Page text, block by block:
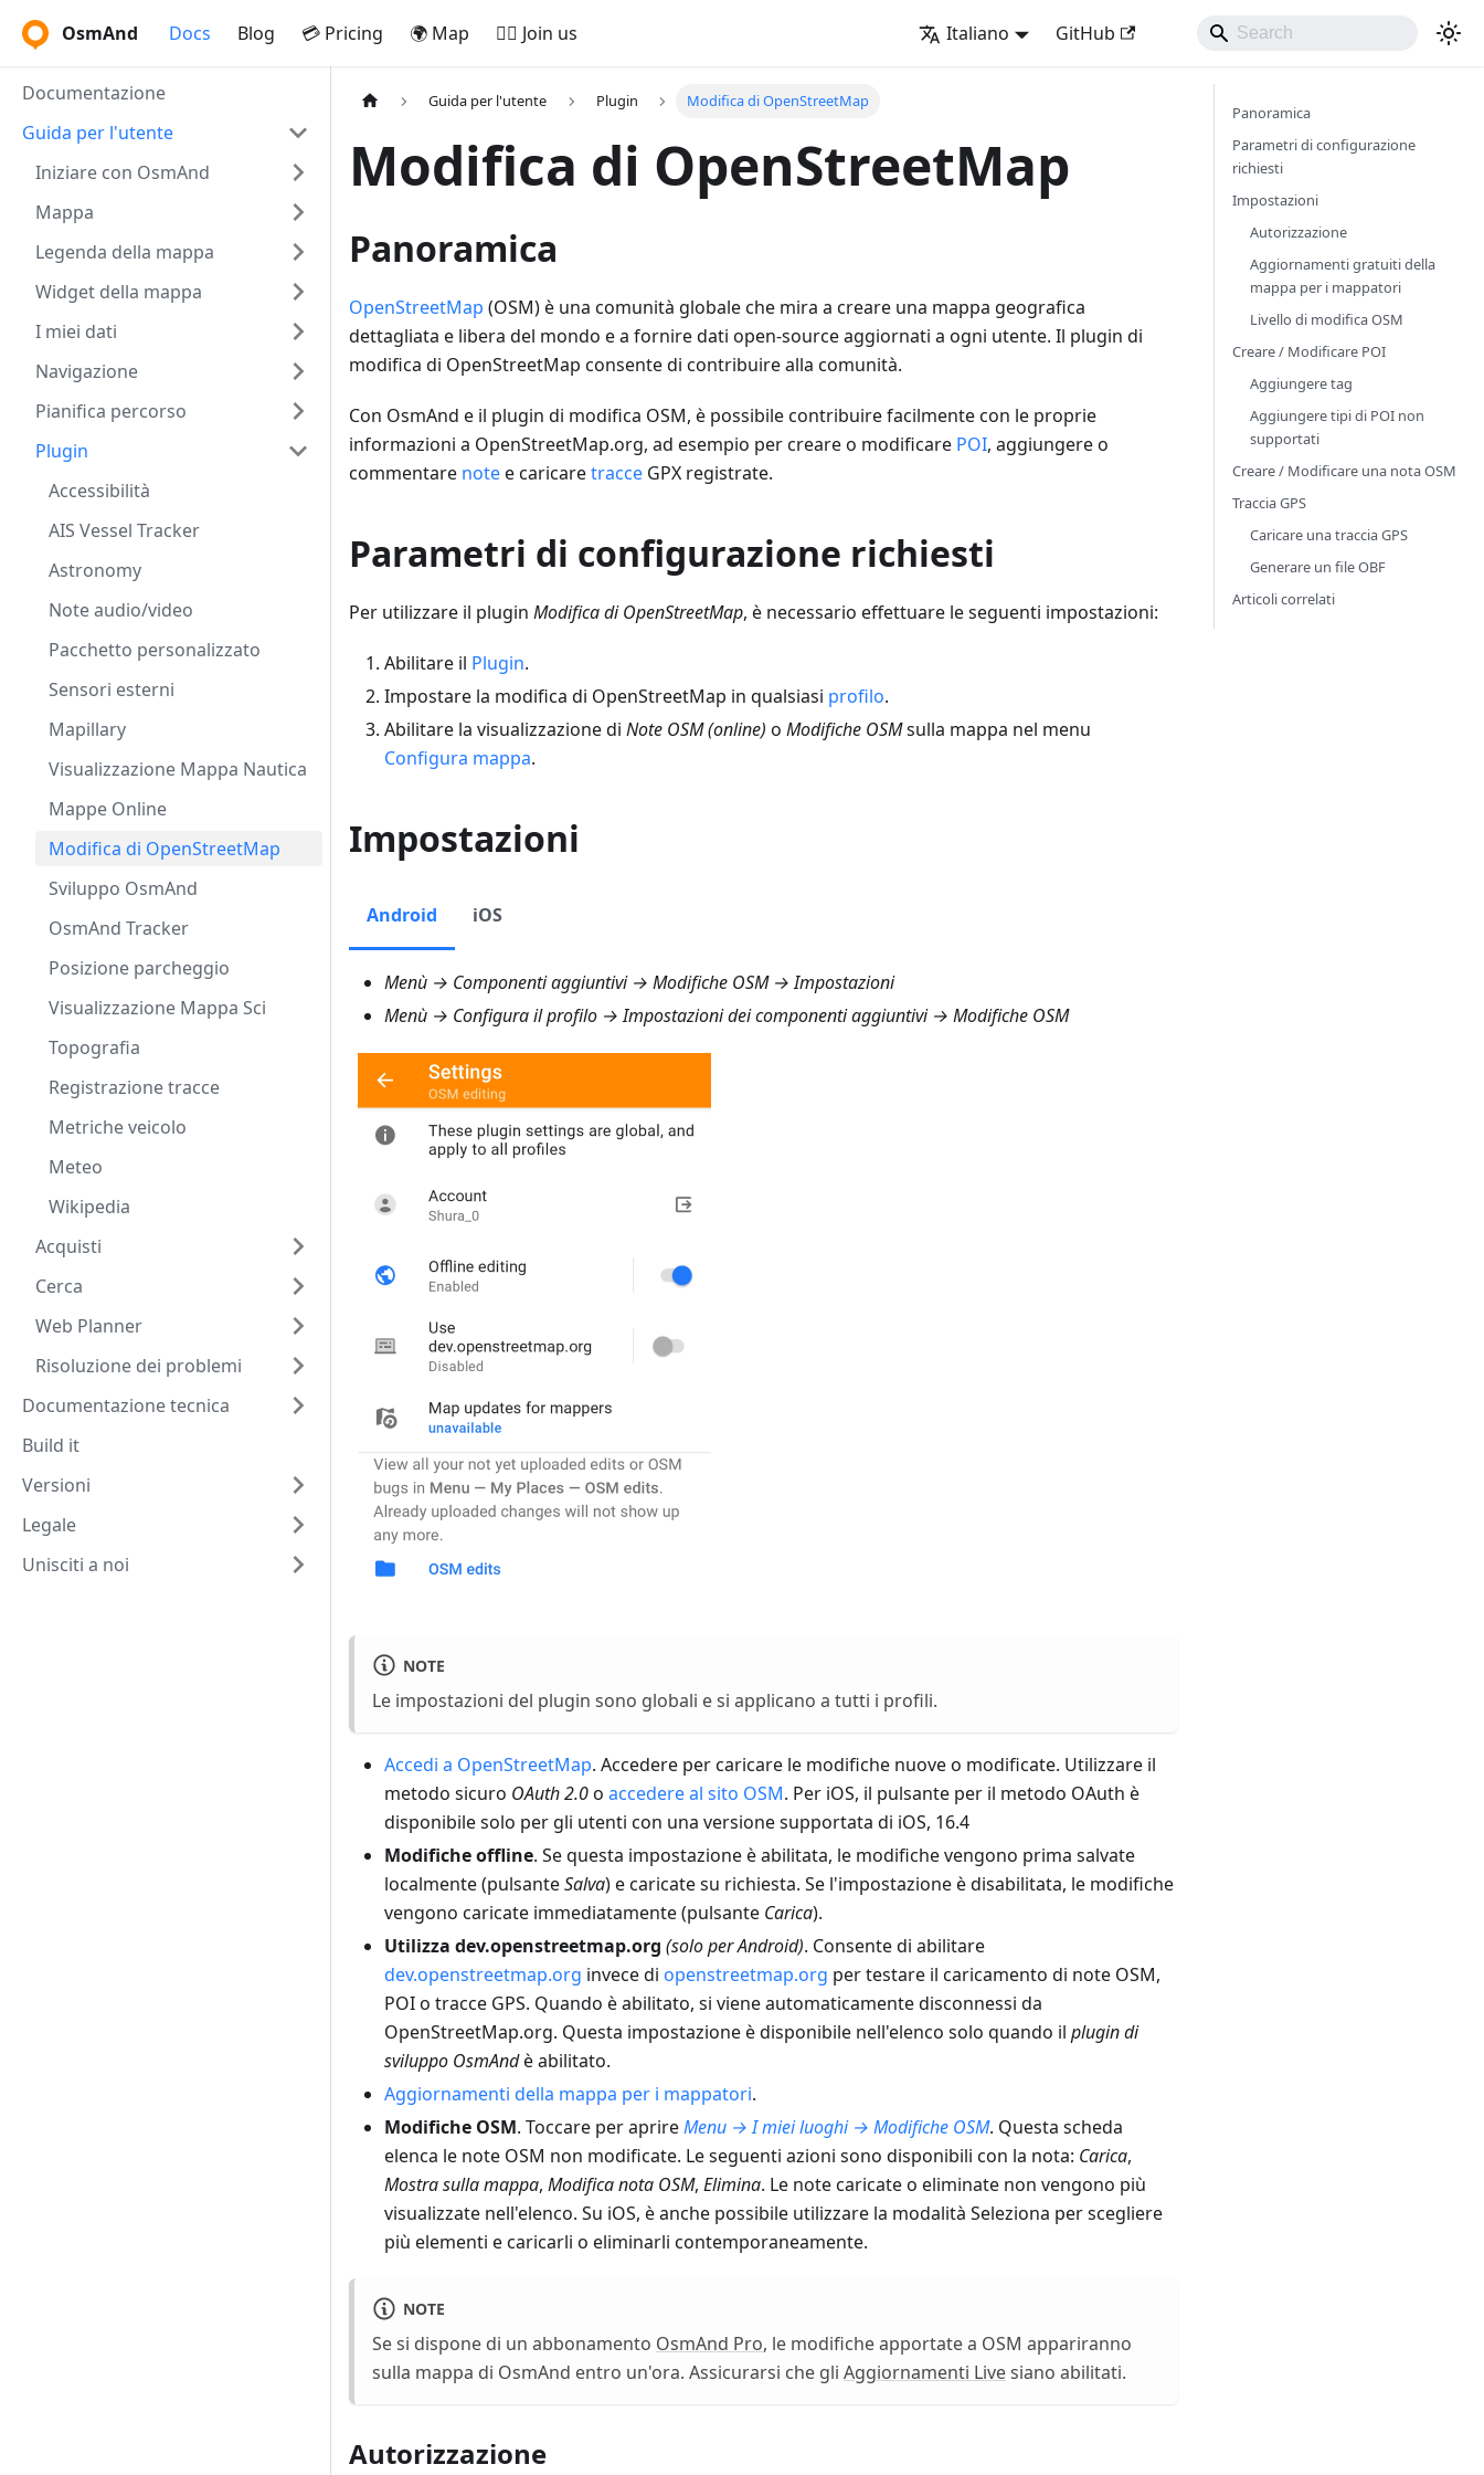
OsmAnd Docs Blog 💳 Pricing 🌍 Map 🚵‍♂️ Join us Italiano GitHub
Documentazione
Guida per l'utente
Iniziare con OsmAnd
Mappa
Legenda della mappa
Widget della mappa
I miei dati
Navigazione
Pianifica percorso
Plugin
Accessibilità
AIS Vessel Tracker
Astronomy
Note audio/video
Pacchetto personalizzato
Sensori esterni
Mapillary
Visualizzazione Mappa Nautica
Mappe Online
Modifica di OpenStreetMap
Sviluppo OsmAnd
OsmAnd Tracker
Posizione parcheggio
Visualizzazione Mappa Sci
Topografia
Registrazione tracce
Metriche veicolo
Meteo
Wikipedia
Acquisti
Cerca
Web Planner
Risoluzione dei problemi
Documentazione tecnica
Build it
Versioni
Legale
Unisciti a noi
Guida per l'utente Plugin Modifica di OpenStreetMap
Modifica di OpenStreetMap
Panoramica
OpenStreetMap (OSM) è una comunità globale che mira a creare una mappa geografica
dettagliata e libera del mondo e a fornire dati open-source aggiornati a ogni utente. Il plugin di
modifica di OpenStreetMap consente di contribuire alla comunità.
Con OsmAnd e il plugin di modifica OSM, è possibile contribuire facilmente con le proprie
informazioni a OpenStreetMap.org, ad esempio per creare o modificare POI, aggiungere o
commentare notee caricaretracce GPX registrate.
Parametri di configurazione richiesti
Per utilizzare il plugin Modifica di OpenStreetMap, è necessario effettuare le seguenti impostazioni:
Abilitare il Plugin.
Impostare la modifica di OpenStreetMap in qualsiasi profilo.
Abilitare la visualizzazione di Note OSM (online) o Modifiche OSMsulla mappa nel menu
Configura mappa.
Impostazioni
Android iOS
Menù → Componenti aggiuntivi → Modifiche OSM → Impostazioni
Menù → Configura il profilo → Impostazioni dei componenti aggiuntivi → Modifiche OSM
NOTE
Le impostazioni del plugin sono globali e si applicano a tutti i profili.
Accedi a OpenStreetMap. Accedere per caricare le modifiche nuove o modificate. Utilizzare il
metodo sicuro OAuth 2.0o accedere al sito OSM. Per iOS, il pulsante per il metodo OAuth è
disponibile solo per gli utenti con una versione supportata di iOS, 16.4
Modifiche offline. Se questa impostazione è abilitata, le modifiche vengono prima salvate
localmente (pulsanteSalva) e caricate su richiesta. Se l'impostazione è disabilitata, le modifiche
vengono caricate immediatamente (pulsante Carica).
Utilizza dev.openstreetmap.org (solo per Android). Consente di abilitare
dev.openstreetmap.org invece di openstreetmap.org per testare il caricamento di note OSM,
POI o tracce GPS. Quando è abilitato, si viene automaticamente disconnessi da
OpenStreetMap.org. Questa impostazione è disponibile nell'elenco solo quando il plugin di
sviluppo OsmAndè abilitato.
Aggiornamenti della mappa per i mappatori.
Modifiche OSM. Toccare per aprireMenu → I miei luoghi → Modifiche OSM. Questa scheda
elenca le note OSM non modificate. Le seguenti azioni sono disponibili con la nota: Carica,
Mostra sulla mappa, Modifica nota OSM, Elimina. Le note caricate o eliminate non vengono più
visualizzate nell'elenco. Su iOS, è anche possibile utilizzare la modalità Seleziona per scegliere
più elementi e caricarli o eliminarli contemporaneamente.
NOTE
Se si dispone di un abbonamento OsmAnd Pro, le modifiche apportate a OSM appariranno
sulla mappa di OsmAnd entro un'ora. Assicurarsi che gli Aggiornamenti Livesiano abilitati.
Autorizzazione
Panoramica
Parametri di configurazione
richiesti
Impostazioni
Autorizzazione
Aggiornamenti gratuiti della
mappa per i mappatori
Livello di modifica OSM
Creare / Modificare POI
Aggiungere tag
Aggiungere tipi di POI non
supportati
Creare / Modificare una nota OSM
Traccia GPS
Caricare una traccia GPS
Generare un file OBF
Articoli correlati